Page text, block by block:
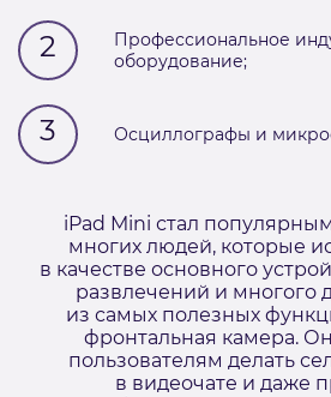
2
Профессиональное
оборудование;
3 Осциллографы и
iPad Mini стал
многих людей, которые
в качестве основного
развлечений и многого
из самых полезных
фронтальная камера.
пользователям делать
в видеочате и даже